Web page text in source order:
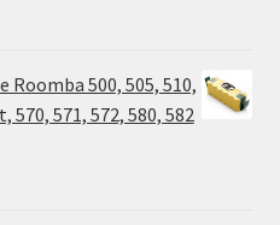
500, 505, 510,
570, 571, 572, 580, 582